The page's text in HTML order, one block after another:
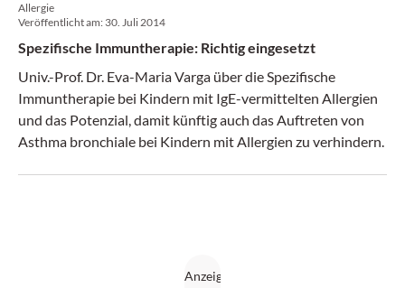
Allergie
Veröffentlicht am: 30. Juli 2014
Spezifische Immuntherapie: Richtig eingesetzt
Univ.-Prof. Dr. Eva-Maria Varga über die Spezifische
Immuntherapie bei Kindern mit IgE-vermittelten Allergien
und das Potenzial, damit künftig auch das Auftreten von
Asthma bronchiale bei Kindern mit Allergien zu verhindern.